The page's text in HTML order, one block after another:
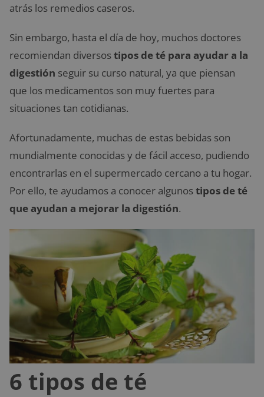
atrás los remedios caseros.
Sin embargo, hasta el día de hoy, muchos doctores
recomiendan diversostipos de té para ayudar a la
digestión seguir su curso natural, ya que piensan
que los medicamentos son muy fuertes para
situaciones tan cotidianas.
Afortunadamente, muchas de estas bebidas son
mundialmente conocidas y de fácil acceso, pudiendo
encontrarlas en el supermercado cercano a tu hogar.
Por ello, te ayudamos a conocer algunostipos de té
que ayudan a mejorar la digestión.
6 tipos de té